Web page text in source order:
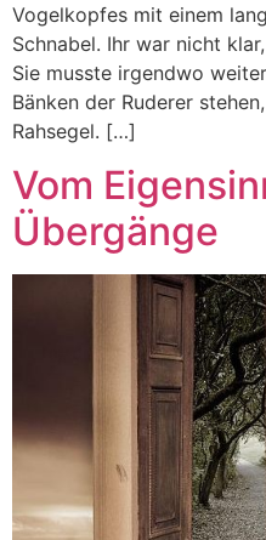
Vogelkopfes mit einem
Schnabel. Ihr war nicht
Sie musste irgendwo
Bänken der Ruderer
Rahsegel. […]
Vom
Übergänge